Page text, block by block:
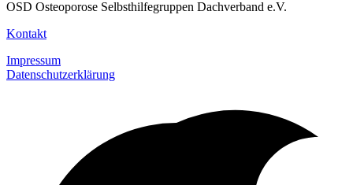
OSD Osteoporose Selbsthilfegruppen Dachverband e.V.
Kontakt
Impressum
Datenschutzerklärung